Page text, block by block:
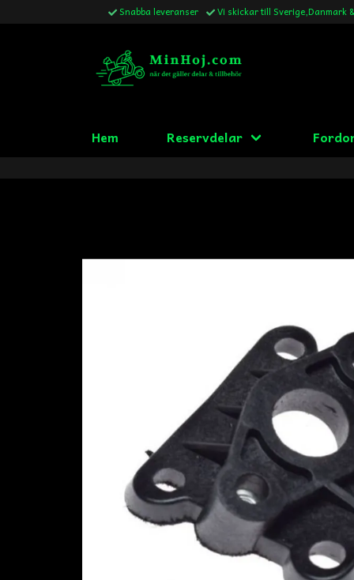
Snabba leveranser Vi skickar till Sverige,Danmark
Hem Reservdelar